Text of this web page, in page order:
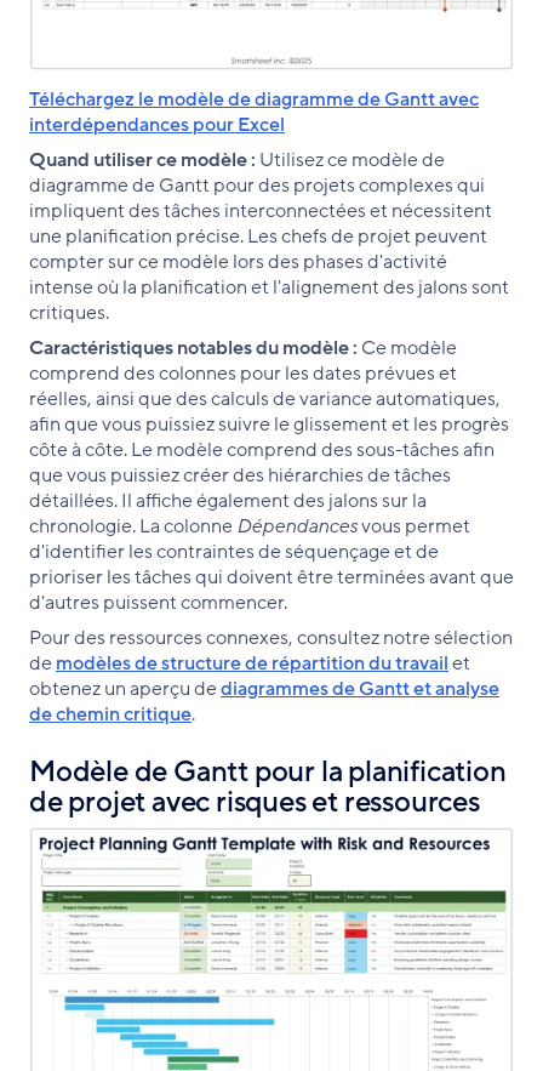
Téléchargez le modèle de diagramme de Gantt avec
interdépendances pour Excel
Quand utiliser ce modèle : Utilisez ce modèle de
diagramme de Gantt pour des projets complexes qui
impliquent des tâches interconnectées et nécessitent
une planification précise. Les chefs de projet peuvent
compter sur ce modèle lors des phases d'activité
intense où la planification et l'alignement des jalons sont
critiques.
Caractéristiques notables du modèle : Ce modèle
comprend des colonnes pour les dates prévues et
réelles, ainsi que des calculs de variance automatiques,
afin que vous puissiez suivre le glissement et les progrès
côte à côte. Le modèle comprend des sous-tâches afin
que vous puissiez créer des hiérarchies de tâches
détaillées. Il affiche également des jalons sur la
chronologie. La colonneDépendancesvous permet
d'identifier les contraintes de séquençage et de
prioriser les tâches qui doivent être terminées avant que
d'autres puissent commencer.
Pour des ressources connexes, consultez notre sélection
demodèles de structure de répartition du travailet
obtenez un aperçu dediagrammes de Gantt et analyse
de chemin critique.
Modèle de Gantt pour la planification
de projet avec risques et ressources